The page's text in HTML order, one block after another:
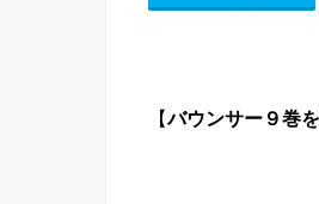
【バウンサー９巻